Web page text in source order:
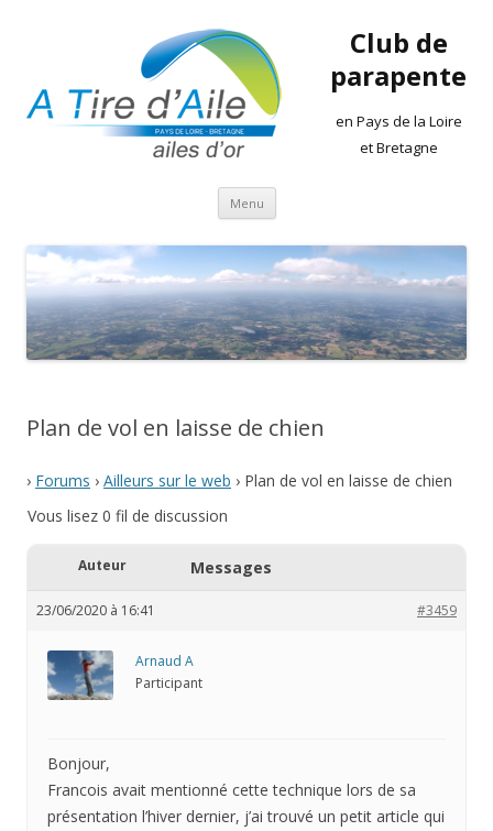
Club de
parapente
en Pays de la Loire
et Bretagne
Menu Aller
contenu
Plan de vol en laisse de chien
› Forums › Ailleurs sur le web › Plan de vol en laisse de chien
Vous lisez 0 fil de discussion
Auteur Messages
23/06/2020 à 16:41 #3459
Arnaud A
Participant
Bonjour,
Francois avait mentionné cette technique lors de sa
présentation l’hiver dernier, j’ai trouvé un petit article qui